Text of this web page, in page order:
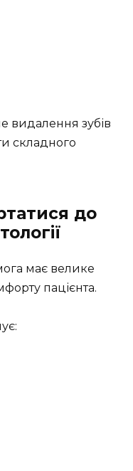
видалення зубів
складного
до
має велике
пацієнта.